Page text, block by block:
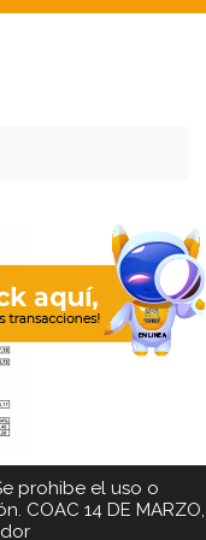
prohibe el uso o
COAC 14 DE MARZO,